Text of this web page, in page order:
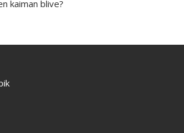
kaiman blive?